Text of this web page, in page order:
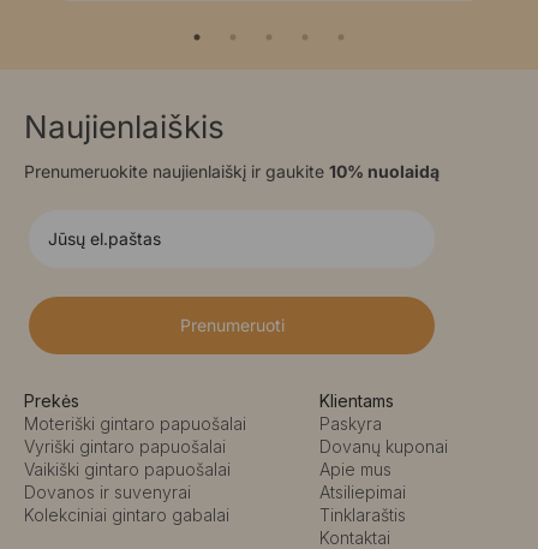
Naujienlaiškis
Prenumeruokite naujienlaiškį ir gaukite 10% nuolaidą
Prenumeruoti
Prekės
Moteriški gintaro papuošalai
Vyriški gintaro papuošalai
Vaikiški gintaro papuošalai
Dovanos ir suvenyrai
Kolekciniai gintaro gabalai
Klientams
Paskyra
Dovanų kuponai
Apie mus
Atsiliepimai
Tinklaraštis
Kontaktai